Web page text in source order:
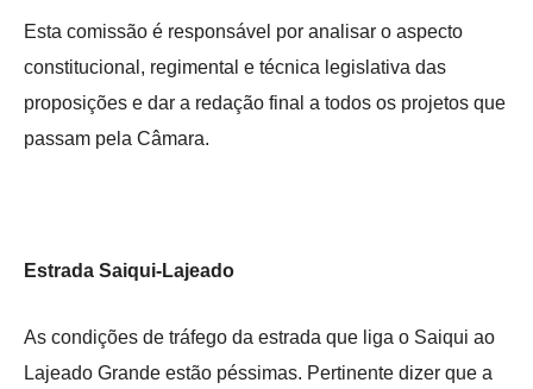
Esta comissão é responsável por analisar o aspecto
constitucional, regimental e técnica legislativa das
proposições e dar a redação final a todos os projetos que
passam pela Câmara.
Estrada Saiqui-Lajeado
As condições de tráfego da estrada que liga o Saiqui ao
Lajeado Grande estão péssimas. Pertinente dizer que a